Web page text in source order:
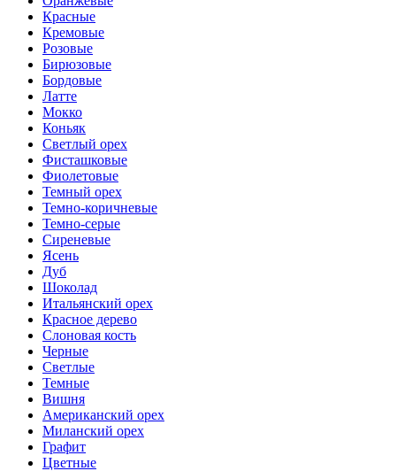
Красные
Кремовые
Розовые
Бирюзовые
Бордовые
Латте
Мокко
Коньяк
Светлый орех
Фисташковые
Фиолетовые
Темный орех
Темно-коричневые
Темно-серые
Сиреневые
Ясень
Дуб
Шоколад
Итальянский орех
Красное дерево
Слоновая кость
Черные
Светлые
Темные
Вишня
Американский орех
Миланский орех
Графит
Цветные